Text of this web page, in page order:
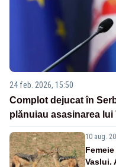
24 feb. 2026, 15:50
Complot dejucat în
plănuiau asasinarea lui
10 aug.
Vaslui.